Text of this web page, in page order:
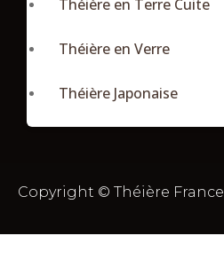
Théière en Terre Cuite
Théière en Verre
Théière Japonaise
Copyright © Théière France